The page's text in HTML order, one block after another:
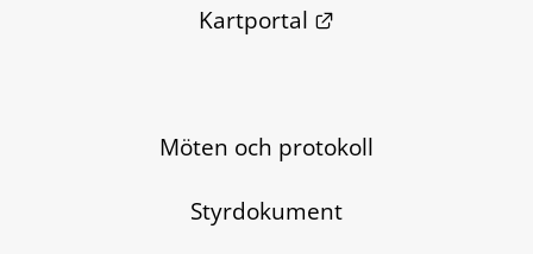
Kartportal
Länk till annan
Möten och protokoll
Styrdokument